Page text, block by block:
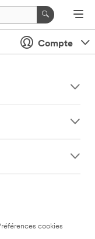
Compte
cookies